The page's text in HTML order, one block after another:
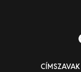
CÍMSZAVAK